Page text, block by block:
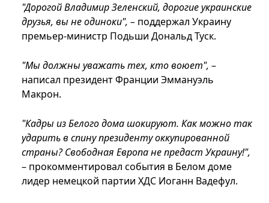
"Дорогой Владимир Зеленский, дорогие украинские
друзья, вы не одиноки", – поддержал Украину
премьер-министр Подьши Дональд Туск.
"Мы должны уважать тех, кто воюет", –
написал президент Франции Эммануэль
Макрон.
"Кадры из Белого дома шокируют. Как можно так
ударить в спину президенту оккупированной
страны? Свободная Европа не предаст Украину!",
– прокомментировал события в Белом доме
лидер немецкой партии ХДС Иоганн Вадефул.